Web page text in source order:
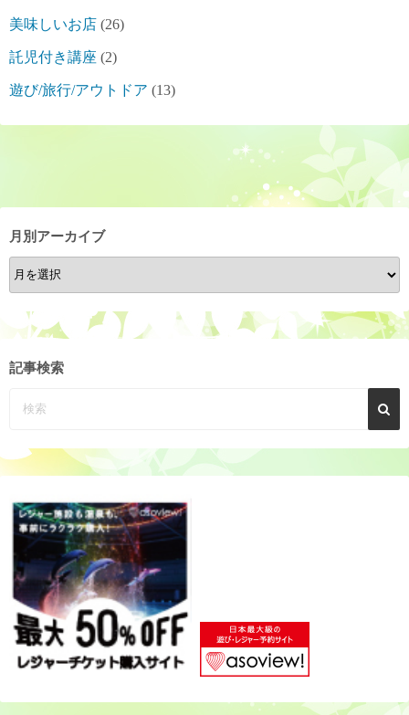
美味しいお店 (26)
託児付き講座 (2)
遊び/旅行/アウトドア (13)
月別アーカイブ
月
別
ー
カ
記事検索